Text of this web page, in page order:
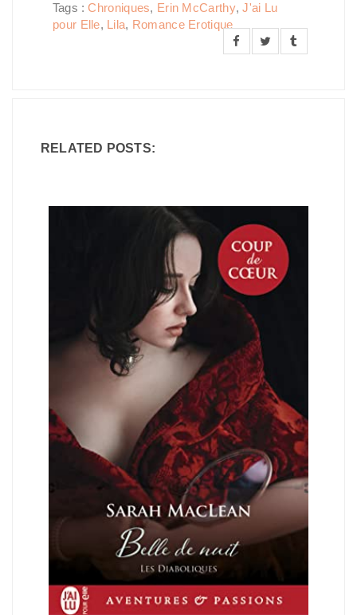
Tags :Chroniques, Erin McCarthy,J'ai Lu
pour Elle, Lila, Romance Erotique
RELATED POSTS: